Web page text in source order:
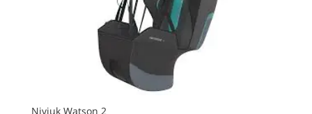
Niviuk Watson 2